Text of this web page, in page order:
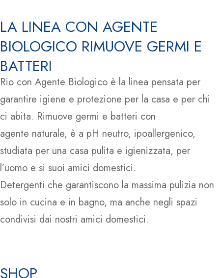
LA LINEA CON AGENTE
BIOLOGICO RIMUOVE GERMI E
BATTERI
Rio con Agente Biologico è la linea pensata per
garantire igiene e protezione per la casa e per chi
ci abita. Rimuove germi e batteri con
agente naturale, è a pH neutro, ipoallergenico,
studiata per una casa pulita e igienizzata, per
l’uomo e si suoi amici domestici.
Detergenti che garantiscono la massima pulizia non
solo in cucina e in bagno, ma anche negli spazi
condivisi dai nostri amici domestici.
SHOP